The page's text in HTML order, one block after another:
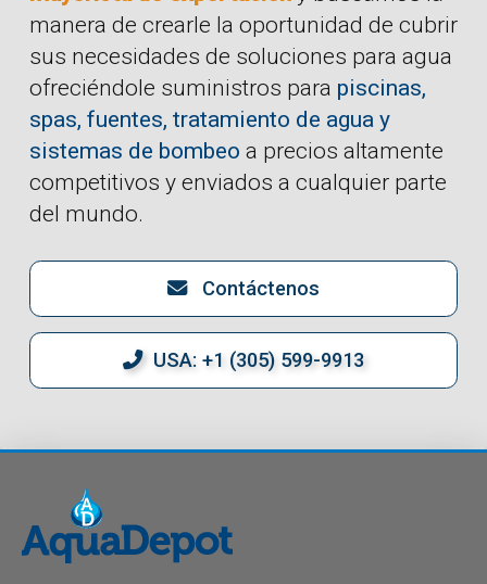
manera de crearle la oportunidad de cubrir
sus necesidades de soluciones para agua
ofreciéndole suministros para piscinas,
spas, fuentes, tratamiento de agua y
sistemas de bombeo a precios altamente
competitivos y enviados a cualquier parte
del mundo.
Contáctenos
USA: +1 (305) 599-9913